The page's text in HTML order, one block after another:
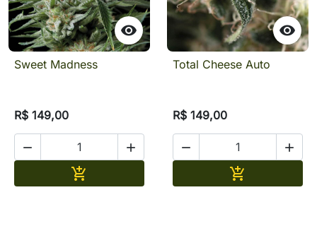

Sweet Madness
R$ 149,00
 


Total Cheese Auto
R$ 149,00
 
